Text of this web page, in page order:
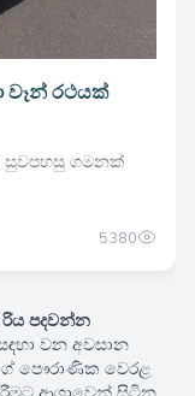
රථයක්
සුවපහසු ගමනක්
5380
රිය පදවන්න
වන අවසාන
පෞරාණික වෙරළ